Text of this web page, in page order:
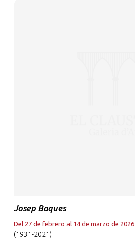
Josep Baques
Del 27 de febrero al 14 de marzo de 2026
(1931-2021)